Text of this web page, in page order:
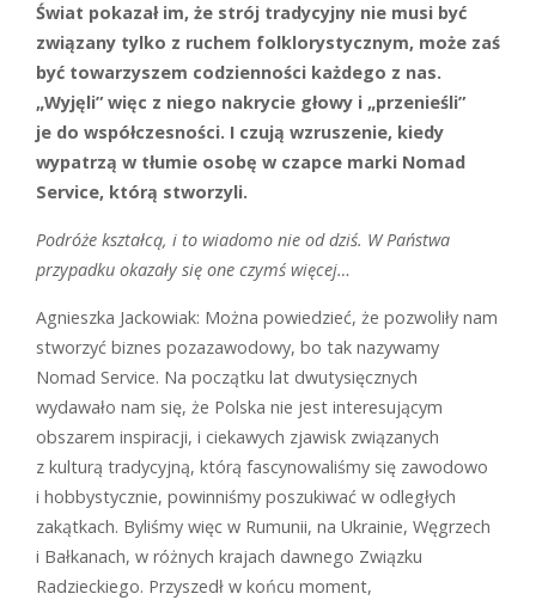
Świat pokazał im, że strój tradycyjny nie musi być
związany tylko z ruchem folklorystycznym, może zaś
być towarzyszem codzienności każdego z nas.
„Wyjęli” więc z niego nakrycie głowy i „przenieśli”
je do współczesności. I czują wzruszenie, kiedy
wypatrzą w tłumie osobę w czapce marki Nomad
Service, którą stworzyli.
Podróże kształcą, i to wiadomo nie od dziś. W Państwa
przypadku okazały się one czymś więcej…
Agnieszka Jackowiak: Można powiedzieć, że pozwoliły nam
stworzyć biznes poza­zawodowy, bo tak nazywamy
Nomad Service. Na początku lat dwu­tysięcznych
wydawało nam się, że Polska nie jest interesującym
obszarem inspiracji, i ciekawych zjawisk związanych
z kulturą tradycyjną, którą fascynowaliśmy się zawodowo
i hobbystycznie, powinniśmy poszukiwać w odległych
zakątkach. Byliśmy więc w Rumunii, na Ukrainie, Węgrzech
i Bałkanach, w różnych krajach dawnego Związku
Radzieckiego. Przyszedł w końcu moment,